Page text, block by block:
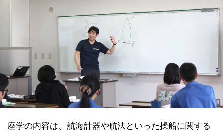
座学の内容は、航海計器や航法といった操船に関する